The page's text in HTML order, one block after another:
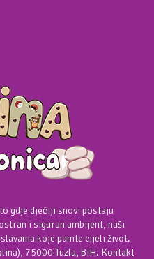
gdje dječiji snovi postaju
i siguran ambijent, naši
koje pamte cijeli život.
75000 Tuzla, BiH. Kontakt